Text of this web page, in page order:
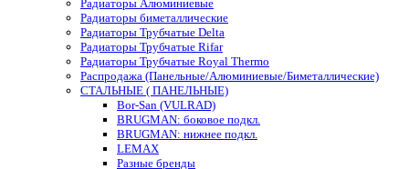
Радиаторы Алюминиевые
Радиаторы биметаллические
Радиаторы Трубчатые Delta
Радиаторы Трубчатые Rifar
Радиаторы Трубчатые Royal Thermo
Распродажа (Панельные/Алюминиевые/Биметаллические)
СТАЛЬНЫЕ ( ПАНЕЛЬНЫЕ)
Bor-San (VULRAD)
BRUGMAN: боковое подкл.
BRUGMAN: нижнее подкл.
LEMAX
Разные бренды